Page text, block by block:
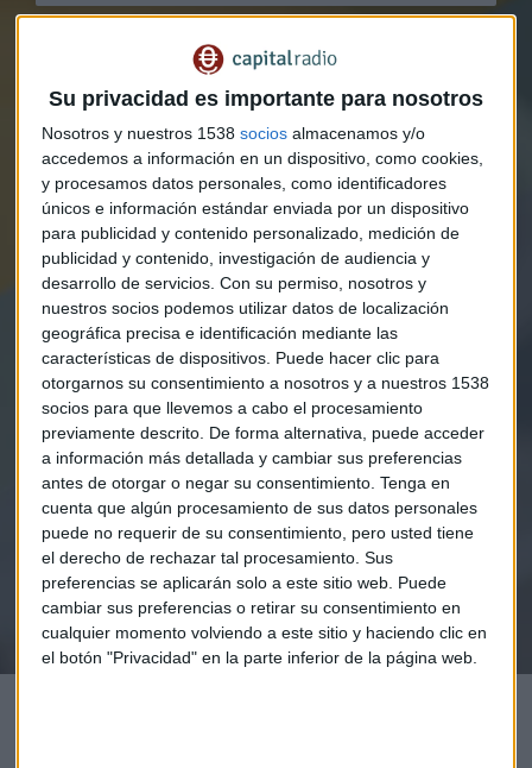
Su privacidad es importante para nosotros
Nosotros y nuestros 1538 socios almacenamos y/o
accedemos a información en un dispositivo, como cookies,
y procesamos datos personales, como identificadores
únicos e información estándar enviada por un dispositivo
para publicidad y contenido personalizado, medición de
publicidad y contenido, investigación de audiencia y
desarrollo de servicios. Con su permiso, nosotros y
nuestros socios podemos utilizar datos de localización
geográfica precisa e identificación mediante las
características de dispositivos. Puede hacer clic para
otorgarnos su consentimiento a nosotros y a nuestros 1538
socios para que llevemos a cabo el procesamiento
previamente descrito. De forma alternativa, puede acceder
a información más detallada y cambiar sus preferencias
antes de otorgar o negar su consentimiento. Tenga en
cuenta que algún procesamiento de sus datos personales
puede no requerir de su consentimiento, pero usted tiene
el derecho de rechazar tal procesamiento. Sus
preferencias se aplicarán solo a este sitio web. Puede
cambiar sus preferencias o retirar su consentimiento en
cualquier momento volviendo a este sitio y haciendo clic en
el botón "Privacidad" en la parte inferior de la página web.
Elige los boletines a los que suscribirte*
Apertura
La Magia de la Publicidad
Claves ESG
Acepto la política de privacidad
¡Suscribirme!